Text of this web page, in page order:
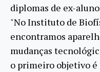
diplomas de ex-
"No Instituto de
encontramos
mudanças
o primeiro objetivo é